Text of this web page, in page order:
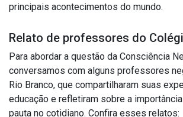
principais acontecimentos do mundo.
Relato de professores do
Para abordar a questão da Consciência
conversamos com alguns professores
Rio Branco, que compartilharam suas
educação e refletiram sobre a
pauta no cotidiano. Confira esses relatos: